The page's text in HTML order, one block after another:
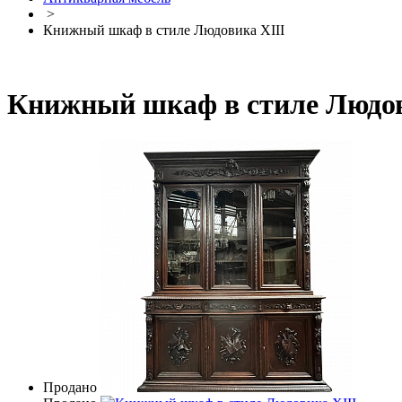
>
Книжный шкаф в стиле Людовика XIII
Книжный шкаф в стиле
Продано